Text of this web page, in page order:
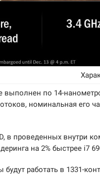
выполнен по 14-
номинальная его
в проведенных внутри
на 2% быстрее i7
работать в 1331-